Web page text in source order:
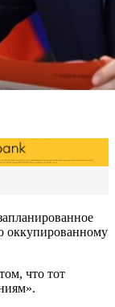
оккупированному
что тот